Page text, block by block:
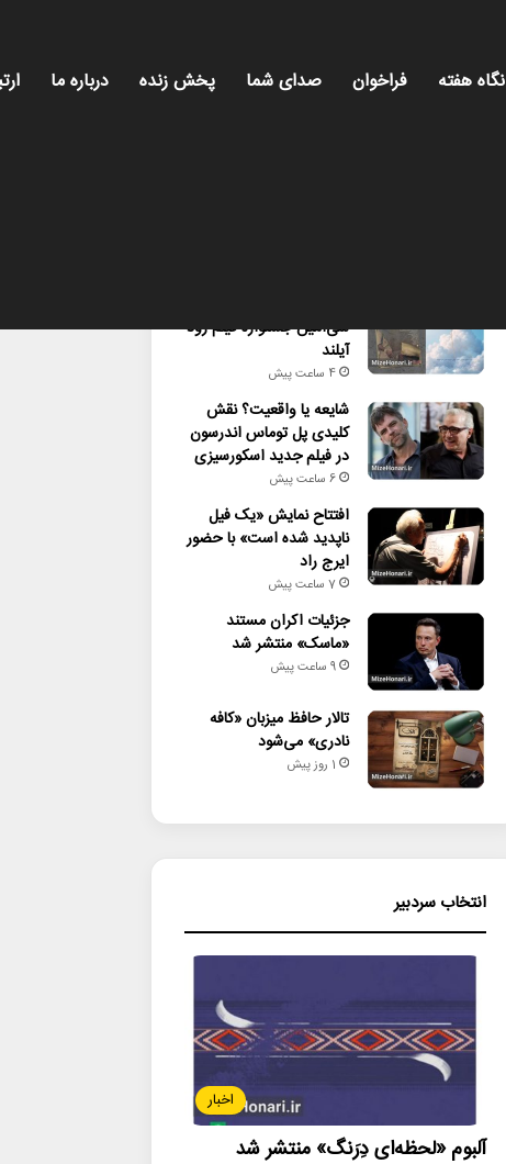
نگاه هفته فراخوان صدای شما پخش زنده درباره ما
سی‌امین جشنواره فیلم رود
آیلند
4 ساعت پیش
شایعه یا واقعیت؟ نقش
کلیدی پل توماس اندرسون
در فیلم جدید اسکورسیزی
6 ساعت پیش
افتتاح نمایش «یک فیل
ناپدید شده است» با حضور
ایرج راد
7 ساعت پیش
جزئیات اکران مستند
«ماسک» منتشر شد
9 ساعت پیش
تالار حافظ میزبان «کافه
نادری» می‌شود
1 روز پیش
انتخاب سردبیر
اخبار
آلبوم «لحظه‌ای دِرَنگ» منتشر شد